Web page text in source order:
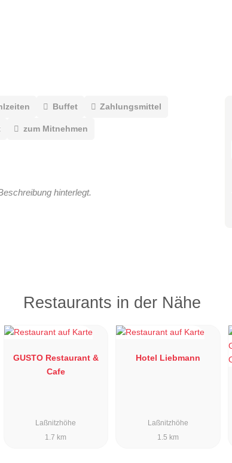
Buffet Zahlungsmittel
zum Mitnehmen
hinterlegt.
Restaurants in der Nähe
GUSTO Restaurant &
Cafe
Laßnitzhöhe
1.7 km
Hotel Liebmann
Laßnitzhöhe
1.5 km